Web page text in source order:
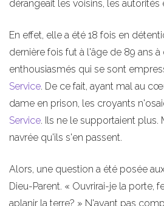
dérangeait les voisins, les autorités
En effet, elle a été 18 fois en
dernière fois fut à l'âge de 89 ans
enthousiasmés qui se sont
Service. De ce fait, ayant mal au
dame en prison, les croyants
Service. Ils ne le supportaient plus.
navrée qu'ils s'en passent.
Alors, une question a été posée
Dieu-Parent. « Ouvrirai-je la porte,
aplanir la terre? » N'ayant pas